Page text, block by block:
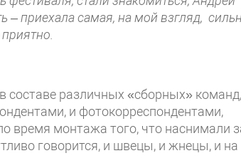
– приехала самая, на мой взгляд,
составе различных «сборных»
и фотокорреспондентами,
время монтажа того, что наснимали
говорится, и швецы, и жнецы, и на